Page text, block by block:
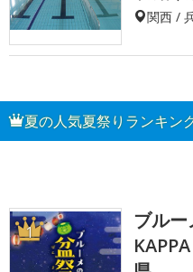
関西 /
夏の人気夏祭りランキン
1
ブル